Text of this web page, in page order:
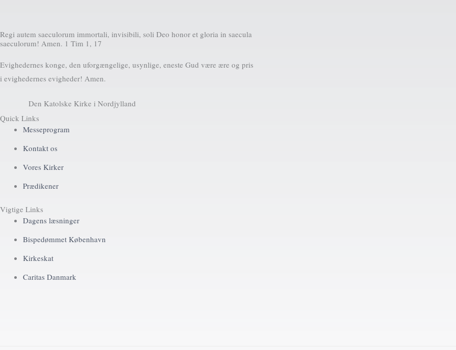
Regi autem saeculorum immortali, invisibili, soli Deo honor et gloria in saecula
saeculorum! Amen. 1 Tim 1, 17
Evighedernes konge, den uforgængelige, usynlige, eneste Gud være ære og pris
i evighedernes evigheder! Amen.
Den Katolske Kirke i Nordjylland
Quick Links
Messeprogram
Kontakt os
Vores Kirker
Prædikener
Vigtige Links
Dagens læsninger
Bispedømmet København
Kirkeskat
Caritas Danmark